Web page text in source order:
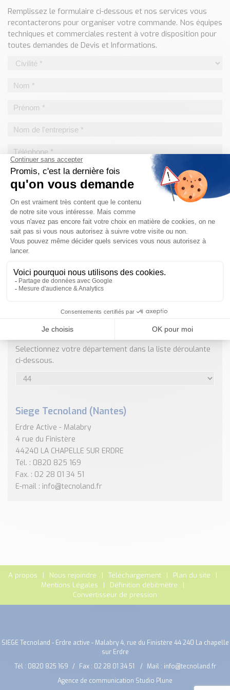
Classé par marque
ENDRESS+HAUSER
SICK
SCHMERSAL
IDEM SAFETY
Téléchargement (Logiciels, Documents,..)
Convertisseur de pression
Formulaire Débitmètre
Calculateur maintien en température
Calculateur Chauffage/Liquide/Gaz
Blog
Nos Réalisations
Conseils et Actualités
brasseries
Devis, Tarifs, Renseignements techniques
Remplissez le formulaire ci-dessous et nos services vous
recontacterons pour organiser votre commande. Nos équipes
techniques et commerciales restent à votre disposition pour
toutes demandes de Devis et Informations.
NOS COORDONNÉES
Selectionnez votre département dans la liste déroulante
ci-dessous.
Siege Tecnoland (Nantes)
Erdre Active - Malabry
4 rue du Finistère
44240 LA CHAPELLE SUR ERDRE
Tél. : 0820 825 169
Fax. : 02 28 01 34 51
E-mail : info@tecnoland.fr
A propos Nous rejoindre Téléchargement
Plan du site
Mentions Légales
Définition débitmètre
Convertisseur de pression
SIEGE Tecnoland - Erdre active - Malabry 4, rue du Finistère 44 240 La chapelle
sur Erdre
Tél : 0820 825 169 Fax : 02 28 01 34 51 Mail : info@tecnoland.fr
Agence de communication Studio Plune